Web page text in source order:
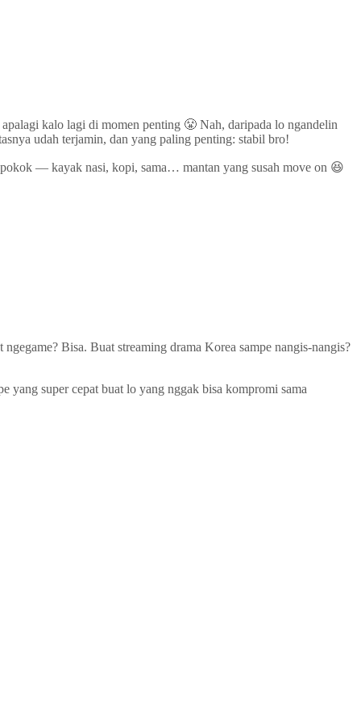
kalo lagi di momen penting 😤 Nah, daripada lo ngandelin
udah terjamin, dan yang paling penting: stabil bro!
— kayak nasi, kopi, sama… mantan yang susah move on 😆
Bisa. Buat streaming drama Korea sampe nangis-nangis?
yang super cepat buat lo yang nggak bisa kompromi sama